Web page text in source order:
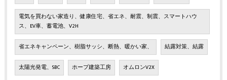
電気を買わない家造り、健康住宅、省エネ、耐震、制震、スマートハウ
ス、EV車、蓄電池、V2H
省エネキャンペーン、樹脂サッシ、断熱、暖かい家、 結露対策、結露
太陽光発電、SBC ホープ建築工房 オムロンV2X